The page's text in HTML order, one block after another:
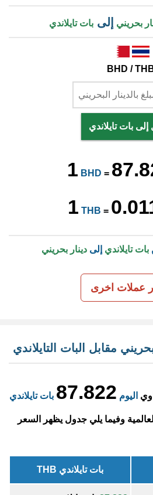
بحريني إلىبات تايلاندي
BHD /
إلى بات تايلاندي
1 BHD =
1 THB =
بات تايلاندي إلى دينار بحريني
عملات اخرى
مقابل البات التايلاندي
اليوم 87.822 بات تايلاندي
وفيما يلي جدول يظهر السعر
بات تايلاندي THB